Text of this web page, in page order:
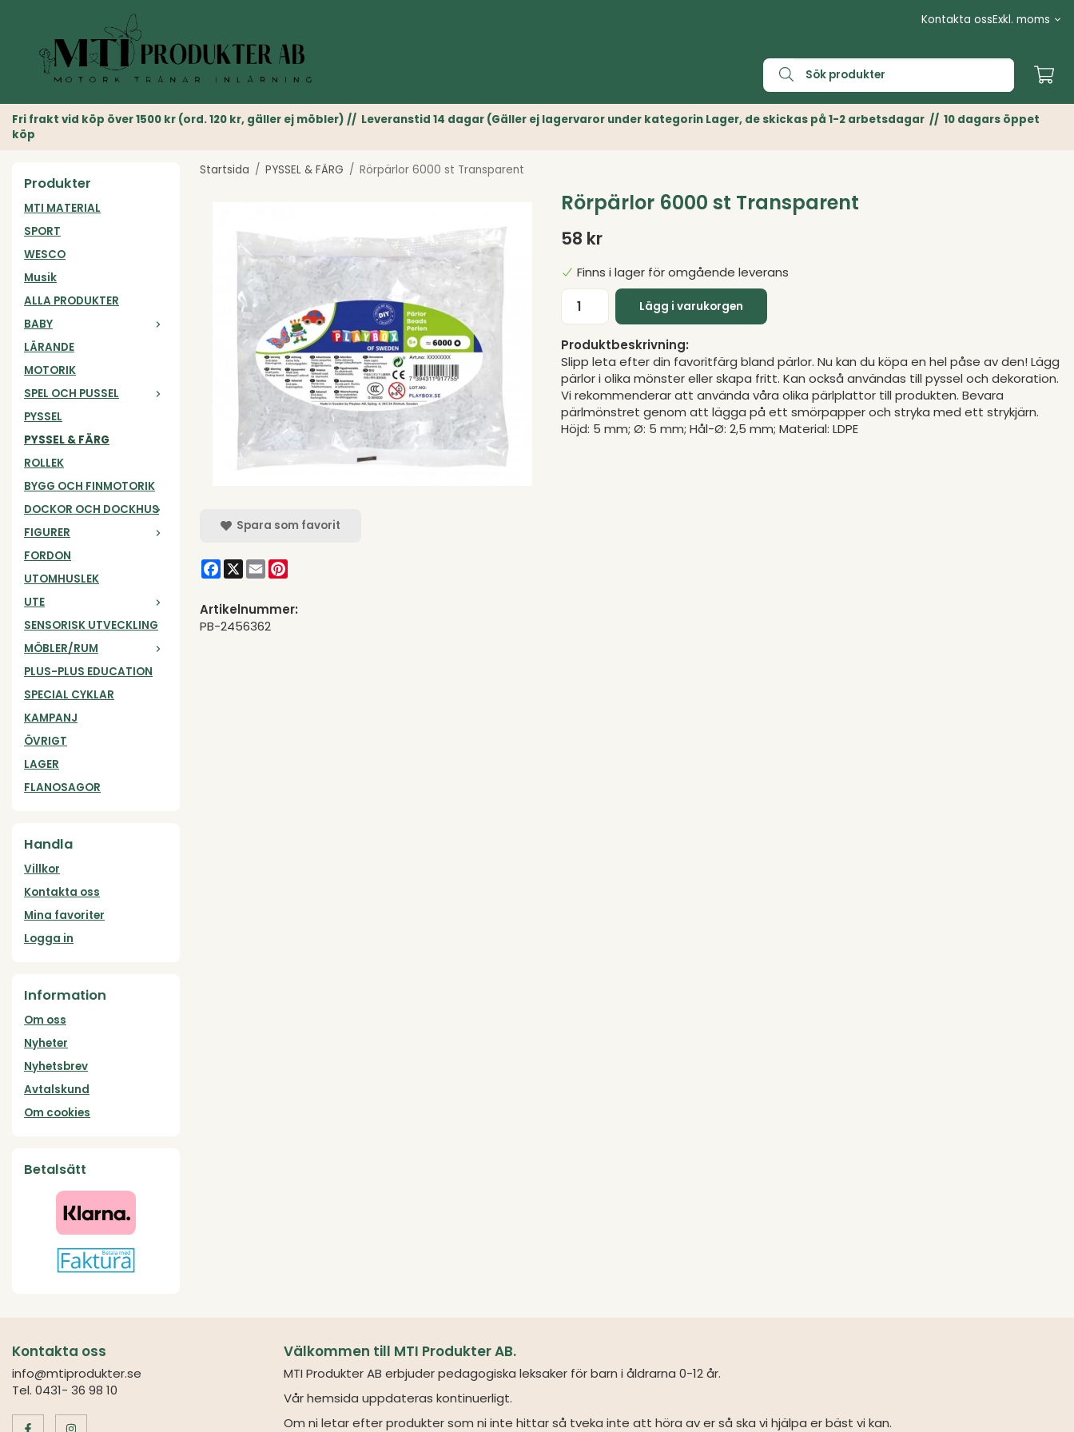
Kontakta oss
Fri frakt vid köp över 1500 kr (ord. 120 kr, gäller ej möbler) // Leveranstid 14 dagar (Gäller ej lagervaror under kategorin Lager, de skickas på 1-2 arbetsdagar // 10 dagars öppet
köp
Produkter
MTI MATERIAL
SPORT
WESCO
Musik
ALLA PRODUKTER
BABY
LÄRANDE
MOTORIK
SPEL OCH PUSSEL
PYSSEL
PYSSEL & FÄRG
ROLLEK
BYGG OCH FINMOTORIK
DOCKOR OCH DOCKHUS
FIGURER
FORDON
UTOMHUSLEK
UTE
SENSORISK UTVECKLING
MÖBLER/RUM
PLUS-PLUS EDUCATION
SPECIAL CYKLAR
KAMPANJ
ÖVRIGT
LAGER
FLANOSAGOR
Handla
Villkor
Kontakta oss
Mina favoriter
Logga in
Information
Om oss
Nyheter
Nyhetsbrev
Avtalskund
Om cookies
Betalsätt
Startsida / PYSSEL & FÄRG / Rörpärlor 6000 st Transparent
Rörpärlor 6000 st Transparent
58 kr
Finns i lager för omgående leverans
Lägg i varukorgen
Produktbeskrivning:
Slipp leta efter din favoritfärg bland pärlor. Nu kan du köpa en hel påse av den! Lägg
pärlor i olika mönster eller skapa fritt. Kan också användas till pyssel och dekoration.
Vi rekommenderar att använda våra olika pärlplattor till produkten. Bevara
pärlmönstret genom att lägga på ett smörpapper och stryka med ett strykjärn.
Höjd: 5 mm; Ø: 5 mm; Hål-Ø: 2,5 mm; Material: LDPE
Spara som favorit
Facebook
X Email
Artikelnummer:
PB-2456362
Kontakta oss
info@mtiprodukter.se
Tel. 0431- 36 98 10
Välkommen till MTI Produkter AB.
MTI Produkter AB erbjuder pedagogiska leksaker för barn i åldrarna 0-12 år.
Vår hemsida uppdateras kontinuerligt.
Om ni letar efter produkter som ni inte hittar så tveka inte att höra av er så ska vi hjälpa er bäst vi kan.